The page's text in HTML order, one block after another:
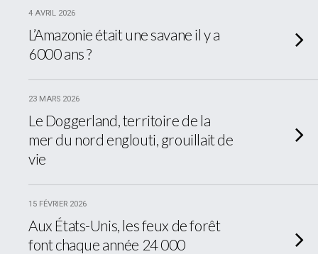
4 AVRIL 2026
L’Amazonie était une savane il y a
6000 ans ?
23 MARS 2026
Le Doggerland, territoire de la
mer du nord englouti, grouillait de
vie
15 FÉVRIER 2026
Aux États-Unis, les feux de forêt
font chaque année 24 000